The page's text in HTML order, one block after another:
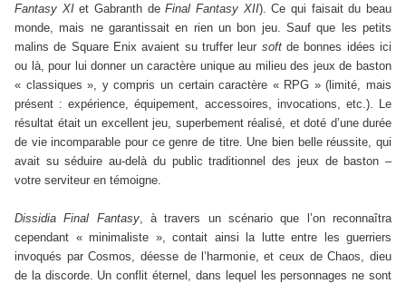
Fantasy XIet Gabranth deFinal Fantasy XII). Ce qui faisait du beau
monde, mais ne garantissait en rien un bon jeu. Sauf que les petits
malins de Square Enix avaient su truffer leur softde bonnes idées ici
ou là, pour lui donner un caractère unique au milieu des jeux de baston
« classiques », y compris un certain caractère « RPG » (limité, mais
présent : expérience, équipement, accessoires, invocations, etc.). Le
résultat était un excellent jeu, superbement réalisé, et doté d’une durée
de vie incomparable pour ce genre de titre. Une bien belle réussite, qui
avait su séduire au-delà du public traditionnel des jeux de baston –
votre serviteur en témoigne.
Dissidia Final Fantasy, à travers un scénario que l’on reconnaîtra
cependant « minimaliste », contait ainsi la lutte entre les guerriers
invoqués par Cosmos, déesse de l’harmonie, et ceux de Chaos, dieu
de la discorde. Un conflit éternel, dans lequel les personnages ne sont